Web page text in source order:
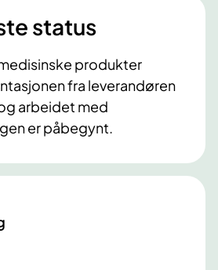
status
produkter
fra leverandøren
arbeidet med
er påbegynt.